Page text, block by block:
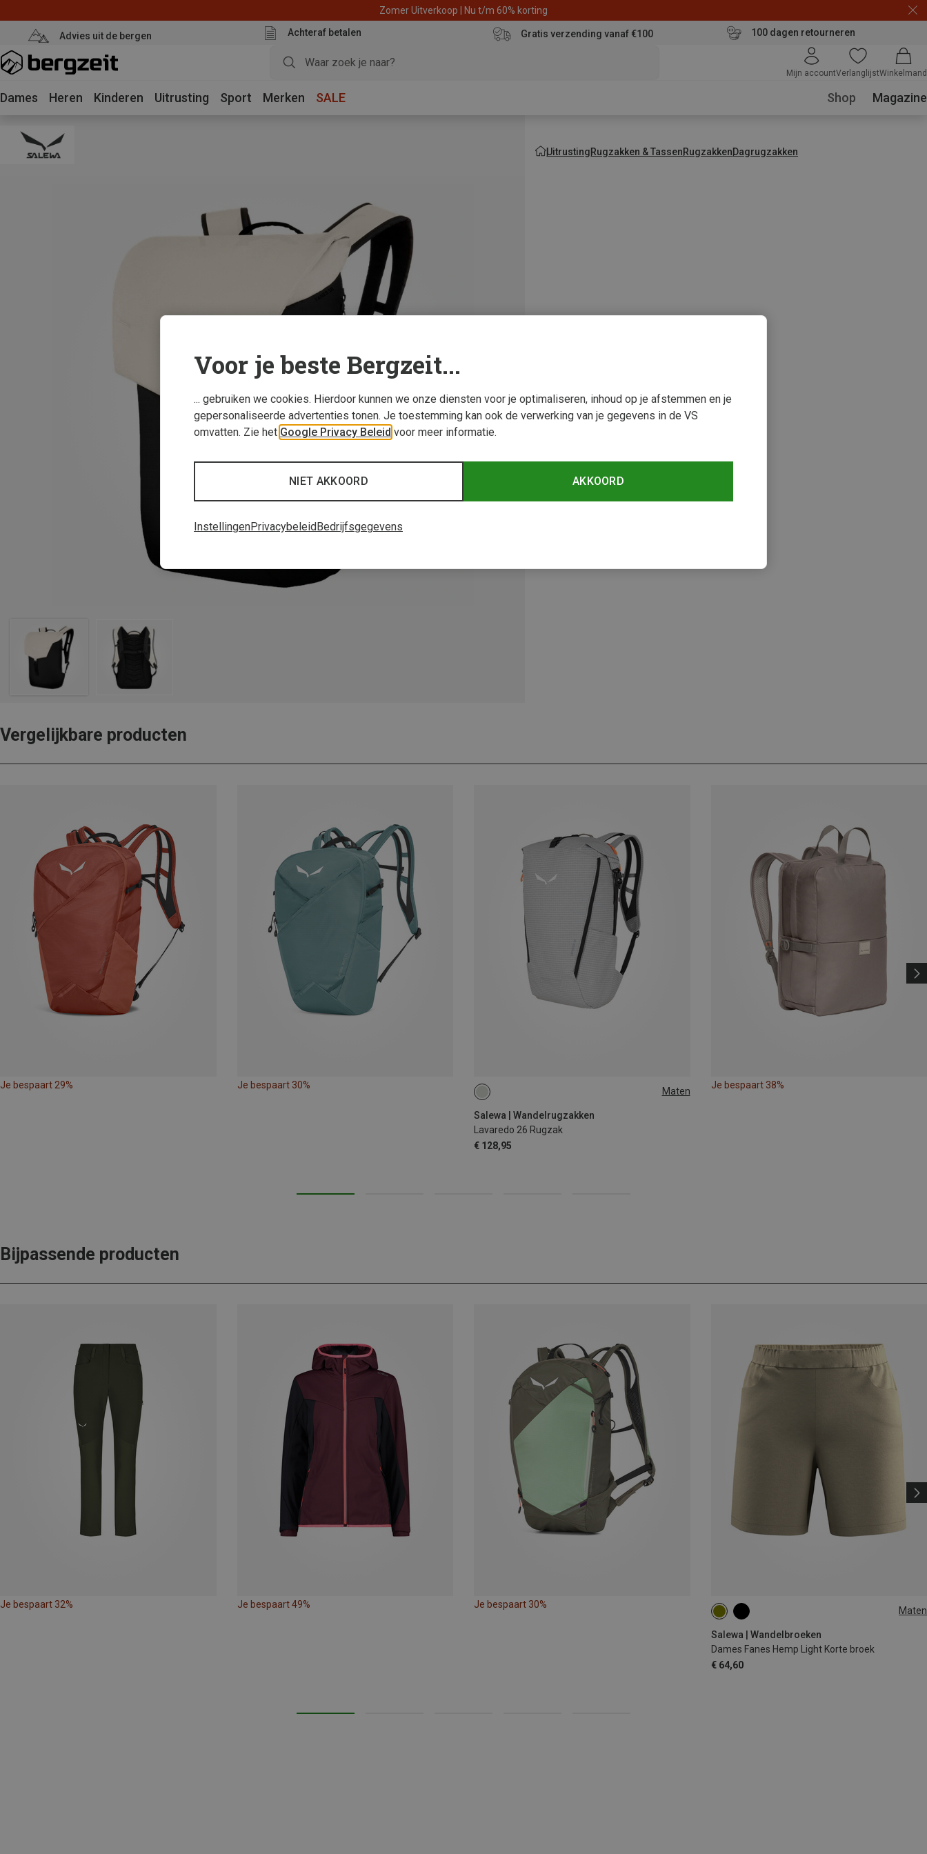
Zomer Uitverkoop | Nu t/m 60% korting
Advies uit de bergen Achteraf betalen Gratis verzending vanaf €100 100 dagen retourneren
Mijn accountVerlanglijstWinkelmand
Dames Heren Kinderen Uitrusting Sport Merken SALE Shop Magazine
UitrustingRugzakken & TassenRugzakkenDagrugzakken
Vergelijkbare producten
Je bespaart 29% Je bespaart 30%
Maten
Salewa | Wandelrugzakken
Lavaredo 26 Rugzak
€ 128,95
26L
Je bespaart 38%
Bijpassende producten
Je bespaart 32% Je bespaart 49% Je bespaart 30%
Maten
Salewa | Wandelbroeken
Dames Fanes Hemp Light Korte broek
€ 64,60
XS S
Voor je beste Bergzeit...
... gebruiken we cookies. Hierdoor kunnen we onze diensten voor je optimaliseren, inhoud op je afstemmen en je
gepersonaliseerde advertenties tonen. Je toestemming kan ook de verwerking van je gegevens in de VS
omvatten. Zie het Google Privacy Beleid voor meer informatie.
AKKOORD
NIET AKKOORD
InstellingenPrivacybeleid Bedrijfsgegevens